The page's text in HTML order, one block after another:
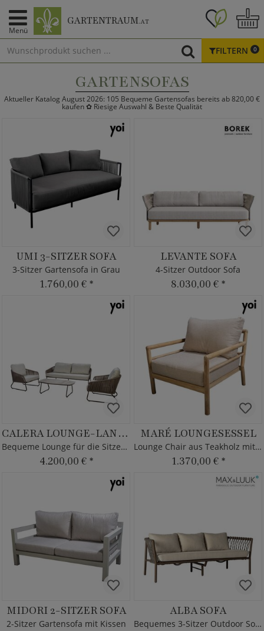
Menü
GARTENTRAUM.AT
FILTERN 0
GARTENSOFAS
Aktueller Katalog August 2026: 105 Bequeme Gartensofas bereits ab 820,00 €
kaufen ✿ Riesige Auswahl & Beste Qualität
UMI 3-SITZER SOFA
3-Sitzer Gartensofa in Grau
1.760,00 € *
LEVANTE SOFA
4-Sitzer Outdoor Sofa
8.030,00 € *
CALERA LOUNGE-LANDSCHAFT
Bequeme Lounge für die Sitzecke
4.200,00 € *
MARÉ LOUNGESESSEL
Lounge Chair aus Teakholz mit Kissen
1.370,00 € *
MIDORI 2-SITZER SOFA
2-Sitzer Gartensofa mit Kissen
ALBA SOFA
Bequemes 3-Sitzer Outdoor Sofa